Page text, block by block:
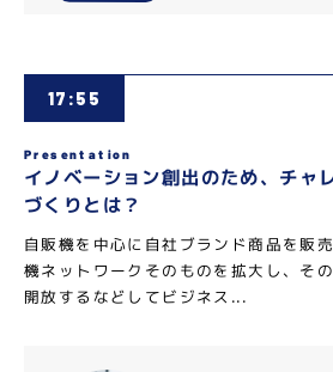
17:55
Presentation
イノベーション創出のため、チャ
づくりとは？
自販機を中心に自社ブランド商品を販
機ネットワークそのものを拡大し、そ
開放するなどしてビジネス...